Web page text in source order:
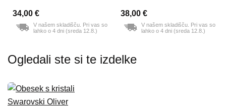
34,00 €
V našem skladišču. Pri vas so
lahko o 4 dni (sreda 12.8.)
38,00 €
V našem skladišču. Pri vas so
lahko o 4 dni (sreda 12.8.)
Ogledali ste si te izdelke